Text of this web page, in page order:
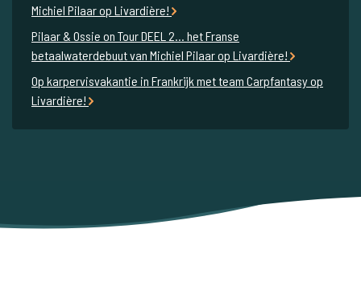
Michiel Pilaar op Livardière!
Pilaar & Ossie on Tour DEEL 2… het Franse
betaalwaterdebuut van Michiel Pilaar op Livardière!
Op karpervisvakantie in Frankrijk met team Carpfantasy op
Livardière!